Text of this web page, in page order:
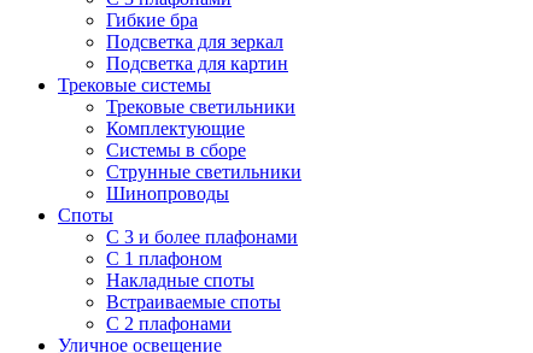
Гибкие бра
Подсветка для зеркал
Подсветка для картин
Трековые системы
Трековые светильники
Комплектующие
Системы в сборе
Струнные светильники
Шинопроводы
Споты
С 3 и более плафонами
С 1 плафоном
Накладные споты
Встраиваемые споты
С 2 плафонами
Уличное освещение